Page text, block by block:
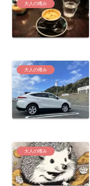
大人の嗜み
大人の嗜み
大人の嗜み